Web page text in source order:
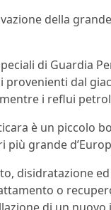
della
di Guardia
provenienti dal
i reflui
è un piccolo
grande
disidratazione
o